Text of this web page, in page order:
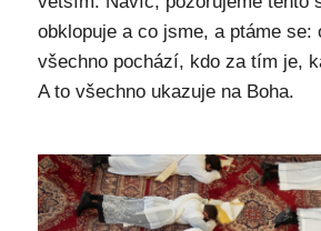
obklopuje a co jsme, a ptáme se:
všechno pochází, kdo za tím je,
A to všechno ukazuje na Boha.